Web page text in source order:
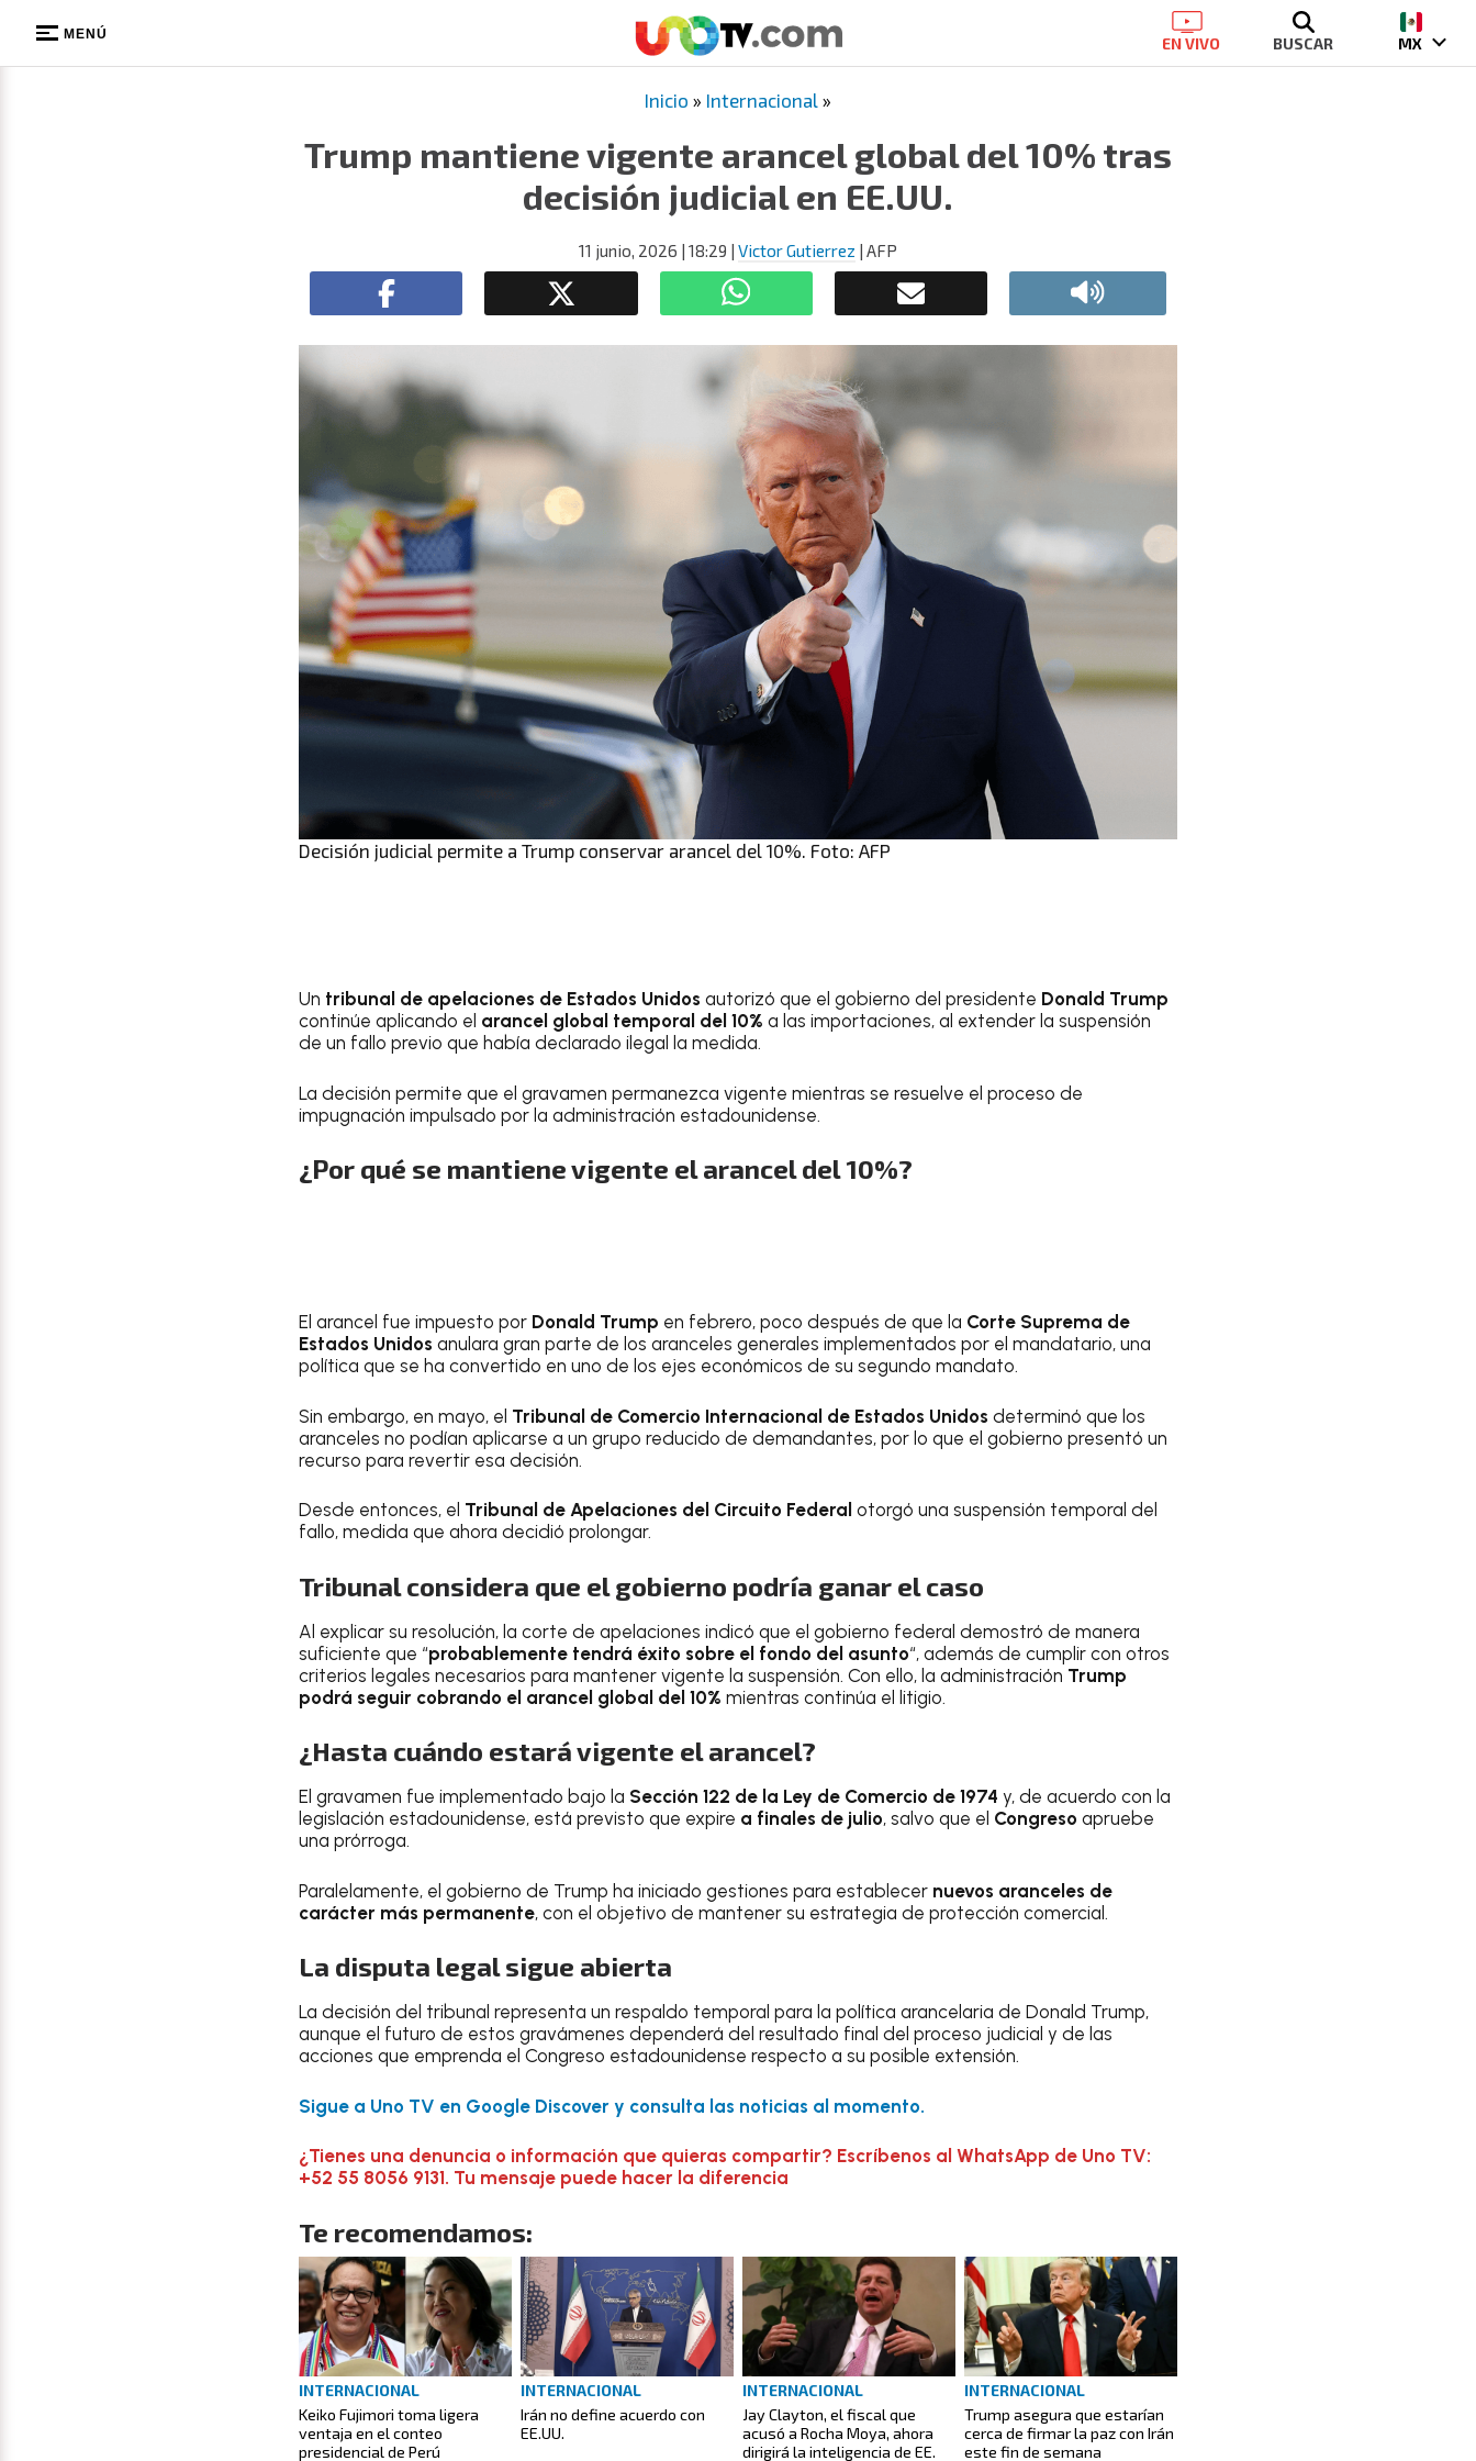
MENÚ EN VIVO BUSCAR MX
Inicio » Internacional »
Trump mantiene vigente arancel global del 10% tras
decisión judicial en EE.UU.
11 junio, 2026 | 18:29 | Victor Gutierrez | AFP
Decisión judicial permite a Trump conservar arancel del 10%. Foto: AFP
Un tribunal de apelaciones de Estados Unidos autorizó que el gobierno del presidente Donald Trump
continúe aplicando el arancel global temporal del 10% a las importaciones, al extender la suspensión
de un fallo previo que había declarado ilegal la medida.
La decisión permite que el gravamen permanezca vigente mientras se resuelve el proceso de
impugnación impulsado por la administración estadounidense.
¿Por qué se mantiene vigente el arancel del 10%?
El arancel fue impuesto por Donald Trump en febrero, poco después de que la Corte Suprema de
Estados Unidos anulara gran parte de los aranceles generales implementados por el mandatario, una
política que se ha convertido en uno de los ejes económicos de su segundo mandato.
Sin embargo, en mayo, el Tribunal de Comercio Internacional de Estados Unidos determinó que los
aranceles no podían aplicarse a un grupo reducido de demandantes, por lo que el gobierno presentó un
recurso para revertir esa decisión.
Desde entonces, el Tribunal de Apelaciones del Circuito Federal otorgó una suspensión temporal del
fallo, medida que ahora decidió prolongar.
Tribunal considera que el gobierno podría ganar el caso
Al explicar su resolución, la corte de apelaciones indicó que el gobierno federal demostró de manera
suficiente que “probablemente tendrá éxito sobre el fondo del asunto“, además de cumplir con otros
criterios legales necesarios para mantener vigente la suspensión. Con ello, la administración Trump
podrá seguir cobrando el arancel global del 10% mientras continúa el litigio.
¿Hasta cuándo estará vigente el arancel?
El gravamen fue implementado bajo la Sección 122 de la Ley de Comercio de 1974 y, de acuerdo con la
legislación estadounidense, está previsto que expire a finales de julio, salvo que el Congreso apruebe
una prórroga.
Paralelamente, el gobierno de Trump ha iniciado gestiones para establecer nuevos aranceles de
carácter más permanente, con el objetivo de mantener su estrategia de protección comercial.
La disputa legal sigue abierta
La decisión del tribunal representa un respaldo temporal para la política arancelaria de Donald Trump,
aunque el futuro de estos gravámenes dependerá del resultado final del proceso judicial y de las
acciones que emprenda el Congreso estadounidense respecto a su posible extensión.
Sigue a Uno TV en Google Discover y consulta las noticias al momento.
¿Tienes una denuncia o información que quieras compartir? Escríbenos al WhatsApp de Uno TV:
+52 55 8056 9131. Tu mensaje puede hacer la diferencia
Te recomendamos:
INTERNACIONAL
Keiko Fujimori toma ligera
ventaja en el conteo
presidencial de Perú
INTERNACIONAL
Irán no define acuerdo con
EE.UU.
INTERNACIONAL
Jay Clayton, el fiscal que
acusó a Rocha Moya, ahora
dirigirá la inteligencia de EE.
INTERNACIONAL
Trump asegura que estarían
cerca de firmar la paz con Irán
este fin de semana